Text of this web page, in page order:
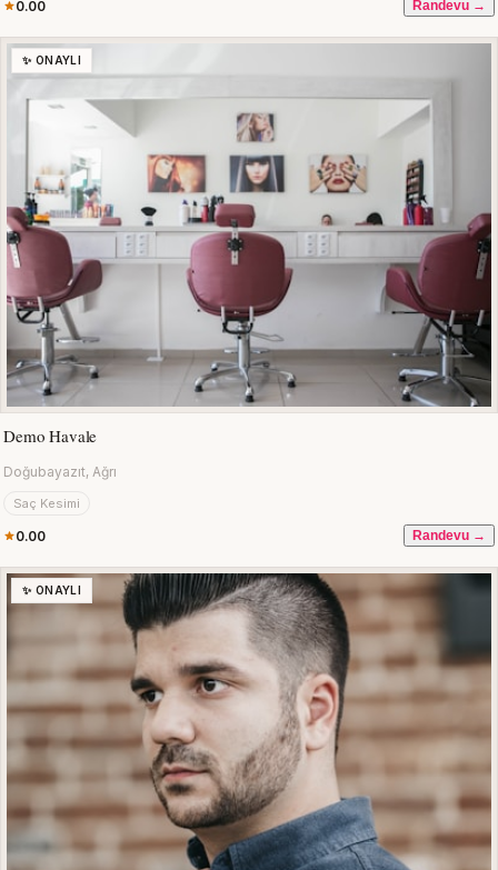
0.00 Randevu →
✨ ONAYLI
Demo Havale
Doğubayazıt, Ağrı
Saç Kesimi
0.00 Randevu →
✨ ONAYLI